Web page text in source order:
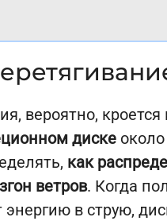
вероятно, кроется
диске
как
ветров. Когда
в струю,